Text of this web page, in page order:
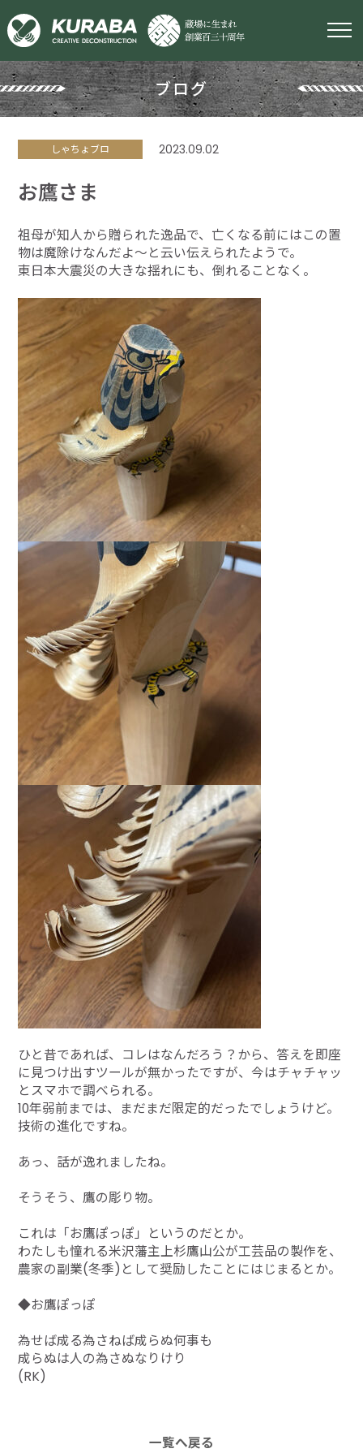
ブログ
しゃちょブロ 2023.09.02
お鷹さま
祖母が知人から贈られた逸品で、亡くなる前にはこの置
物は魔除けなんだよ～と云い伝えられたようで。
東日本大震災の大きな揺れにも、倒れることなく。
ひと昔であれば、コレはなんだろう？から、答えを即座
に見つけ出すツールが無かったですが、今はチャチャッ
とスマホで調べられる。
10年弱前までは、まだまだ限定的だったでしょうけど。
技術の進化ですね。
あっ、話が逸れましたね。
そうそう、鷹の彫り物。
これは「お鷹ぽっぽ」というのだとか。
わたしも憧れる米沢藩主上杉鷹山公が工芸品の製作を、
農家の副業(冬季)として奨励したことにはじまるとか。
◆お鷹ぽっぽ
為せば成る為さねば成らぬ何事も
成らぬは人の為さぬなりけり
(RK)
一覧へ戻る